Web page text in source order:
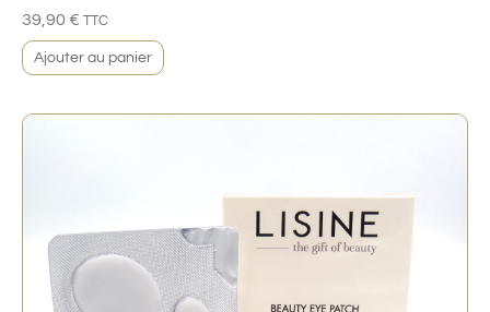
39,90 € TTC
Ajouter au panier